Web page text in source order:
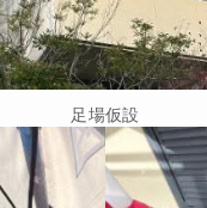
足場仮設